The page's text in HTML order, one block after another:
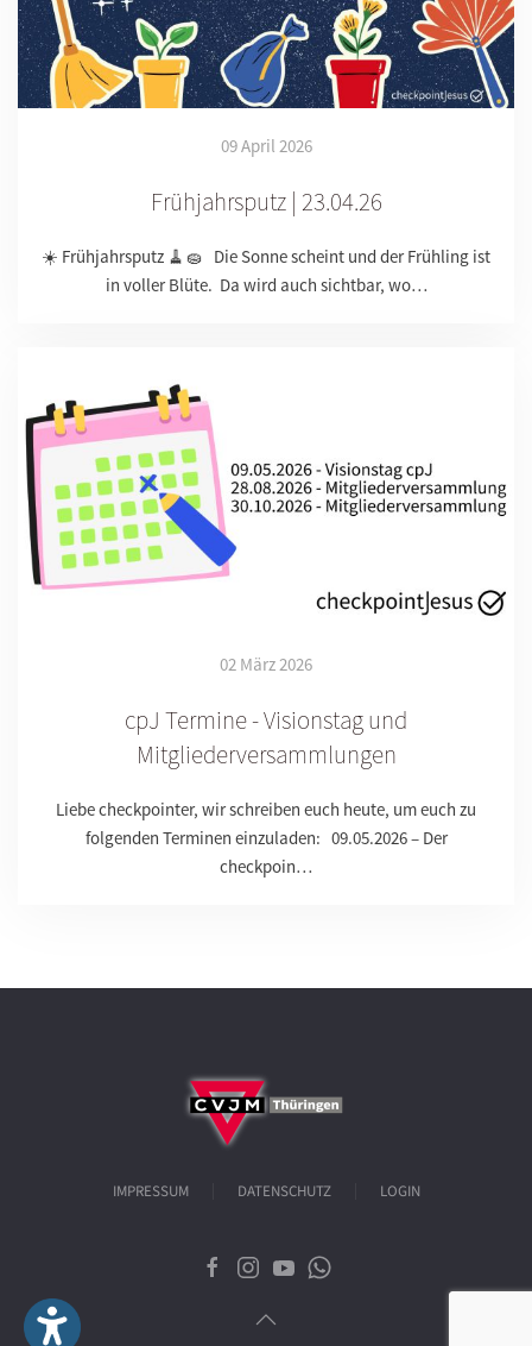
09 April 2026
Frühjahrsputz | 23.04.26
☀️ Frühjahrsputz 🧹🧽 Die Sonne scheint und der Frühling ist
in voller Blüte. Da wird auch sichtbar, wo…
02 März 2026
cpJ Termine - Visionstag und
Mitgliederversammlungen
Liebe checkpointer, wir schreiben euch heute, um euch zu
folgenden Terminen einzuladen: 09.05.2026 – Der
checkpoin…
IMPRESSUM DATENSCHUTZ LOGIN